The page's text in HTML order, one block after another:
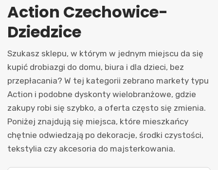
Action Czechowice-
Dziedzice
Szukasz sklepu, w którym w jednym miejscu da się
kupić drobiazgi do domu, biura i dla dzieci, bez
przepłacania? W tej kategorii zebrano markety typu
Action i podobne dyskonty wielobranżowe, gdzie
zakupy robi się szybko, a oferta często się zmienia.
Poniżej znajdują się miejsca, które mieszkańcy
chętnie odwiedzają po dekoracje, środki czystości,
tekstylia czy akcesoria do majsterkowania.